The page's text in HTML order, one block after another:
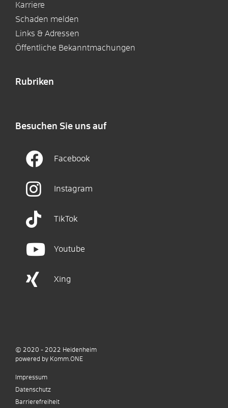
Karriere
Schaden melden
Links & Adressen
Öffentliche Bekanntmachungen
Rubriken
Besuchen Sie uns auf
Facebook
Instagram
TikTok
Youtube
Xing
© 2020 - 2022 Heidenheim
powered by Komm.ONE
Impressum
Datenschutz
Barrierefreiheit